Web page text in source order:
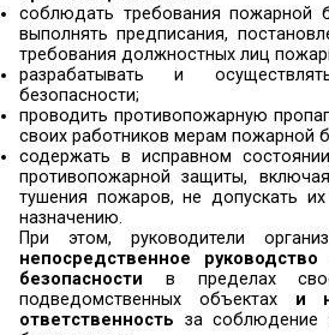
Настоящее
действующих нормативных
документов по пожарной
методической помощи
лицам,
нарушений обязательных
Руководство содержит
безопасности, не
наиболее часто
защиты.
Согласно статье 37
69-ФЗ «О пожарной